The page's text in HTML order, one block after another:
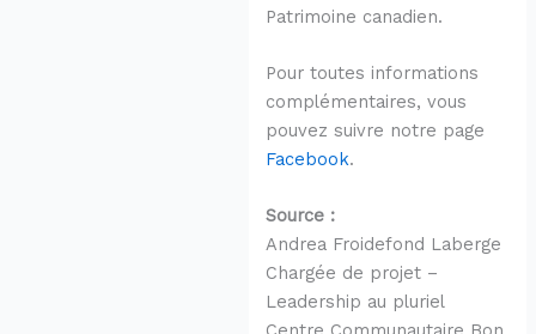
Patrimoine canadien.
Pour toutes informations
complémentaires, vous
pouvez suivre notre page
Facebook.
Source :
Andrea Froidefond Laberge
Chargée de projet –
Leadership au pluriel